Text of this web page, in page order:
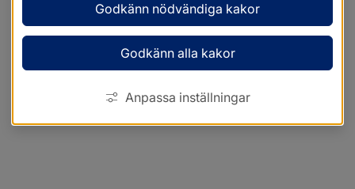
Godkänn nödvändiga kakor
Godkänn alla kakor
Anpassa inställningar